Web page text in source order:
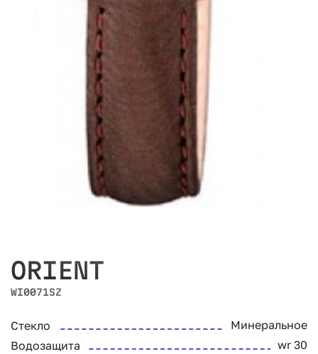
ORIENT
WI0071SZ
Стекло
Минеральное
Водозащита
wr 30